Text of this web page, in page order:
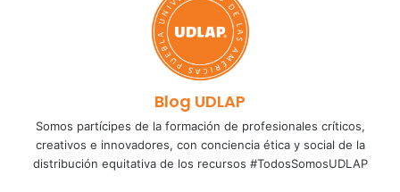
Blog UDLAP
Somos partícipes de la formación de profesionales críticos,
creativos e innovadores, con conciencia ética y social de la
distribución equitativa de los recursos #TodosSomosUDLAP